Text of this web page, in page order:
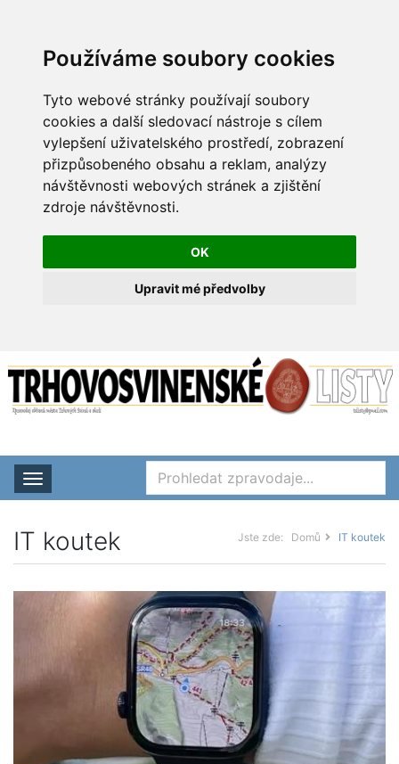
Používáme soubory cookies
Tyto webové stránky používají soubory
cookies a další sledovací nástroje s cílem
vylepšení uživatelského prostředí, zobrazení
přizpůsobeného obsahu a reklam, analýzy
návštěvnosti webových stránek a zjištění
zdroje návštěvnosti.
OK
Upravit mé předvolby
Rozbalit nabídku
IT koutek Jste zde: Domů IT koutek